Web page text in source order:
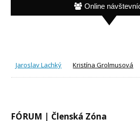
Online
Jaroslav Lachký Kristína Grolmusová
FÓRUM | Členská Zóna